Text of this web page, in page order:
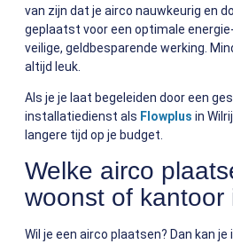
van zijn dat je airco nauwkeurig en
geplaatst voor een optimale
veilige, geldbesparende werking.
altijd leuk.
Als je je laat begeleiden door een
installatiedienst als Flowplus in
langere tijd op je budget.
Welke airco
woonst of kantoor
Wil je een airco plaatsen? Dan kan